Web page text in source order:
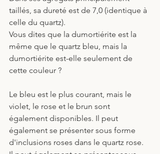
taillés, sa dureté est de 7,0 (identique à
celle du quartz).
Vous dites que la dumortiérite est la
même que le quartz bleu, mais la
dumortiérite est-elle seulement de
cette couleur ?
Le bleu est le plus courant, mais le
violet, le rose et le brun sont
également disponibles. Il peut
également se présenter sous forme
d'inclusions roses dans le quartz rose.